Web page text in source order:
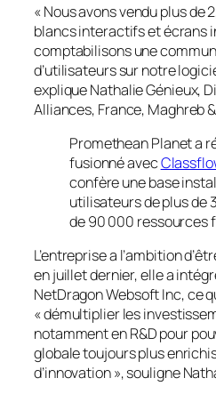
«Nous avons vendu plus de
blancs interactifs et écrans
comptabilisons une
d’utilisateurs sur notre
explique Nathalie Génieux,
Alliances, France, Maghreb
Promethean Planet a
fusionné avec
confère une base
utilisateurs de plus de
de 90 000 ressources
L’entreprise a l’ambition
en juillet dernier, elle a
NetDragon Websoft Inc, ce
« démultiplier les
notamment en R&D pour
globale toujours plus
d’innovation», souligne